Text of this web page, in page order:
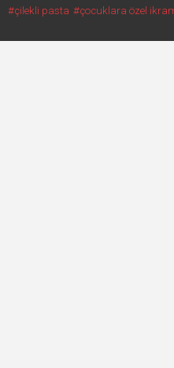
çilekli pasta çocuklara özel